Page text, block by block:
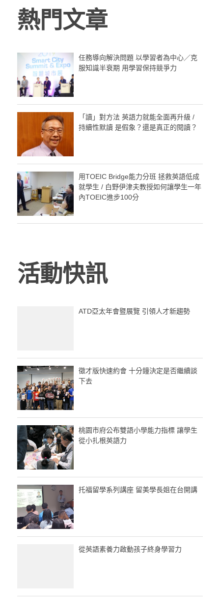
熱門文章
任務導向解決問題 以學習者為中心／克
服知識半衰期 用學習保持競爭力
「讀」對方法 英語力就能全面再升級 /
持續性默讀 是假象？還是真正的閱讀？
用TOEIC Bridge能力分班 拯救英語低成
就學生 / 白野伊津夫教授如何讓學生一年
內TOEIC進步100分
活動快訊
ATD亞太年會暨展覽 引領人才新趨勢
徵才版快速約會 十分鐘決定是否繼續談
下去
桃園市府公布雙語小學能力指標 讓學生
從小扎根英語力
托福留學系列講座 留美學長姐在台開講
從英語素養力啟動孩子終身學習力